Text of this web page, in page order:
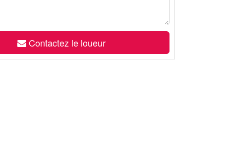
Contactez le loueur